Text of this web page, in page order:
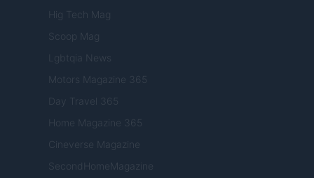
Hig Tech Mag
Scoop Mag
Lgbtqia News
Motors Magazine 365
Day Travel 365
Home Magazine 365
Cineverse Magazine
SecondHomeMagazine